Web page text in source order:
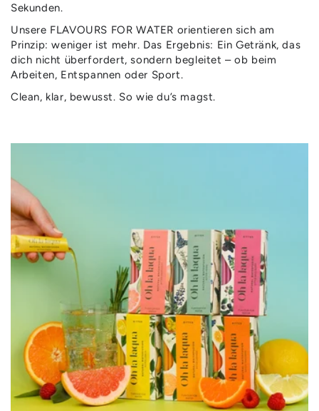
Sekunden.
Unsere FLAVOURS FOR WATER orientieren sich am
Prinzip: weniger ist mehr. Das Ergebnis: Ein Getränk, das
dich nicht überfordert, sondern begleitet – ob beim
Arbeiten, Entspannen oder Sport.
Clean, klar, bewusst. So wie du’s magst.